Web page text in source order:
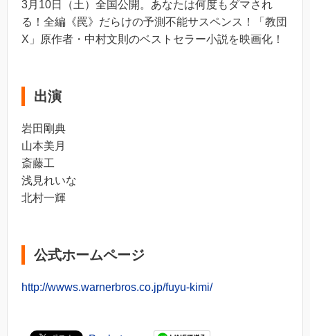
3月10日（土）全国公開。あなたは何度もダマされ
る！全編《罠》だらけの予測不能サスペンス！「教団
X」原作者・中村文則のベストセラー小説を映画化！
出演
岩田剛典
山本美月
斎藤工
浅見れいな
北村一輝
公式ホームページ
http://wwws.warnerbros.co.jp/fuyu-kimi/